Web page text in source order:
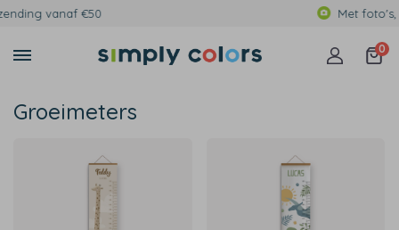
Met foto's, eigen tekst of print
0
Groeimeters